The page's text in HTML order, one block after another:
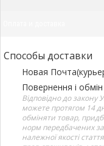
Способы доставки
Новая
Повернення і обмін
Відповідно до закону
можете протягом 14
обміняти товар,
норм передбачених
належної якості